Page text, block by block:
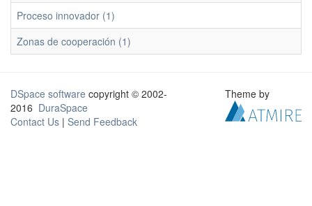
Proceso innovador (1)
Zonas de cooperación (1)
DSpace software copyright © 2002-
2016 DuraSpace
Contact Us | Send Feedback
Theme by